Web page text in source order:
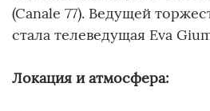
(Canale 77). Ведущей
стала телеведущая Eva
Локация и атмосфера: